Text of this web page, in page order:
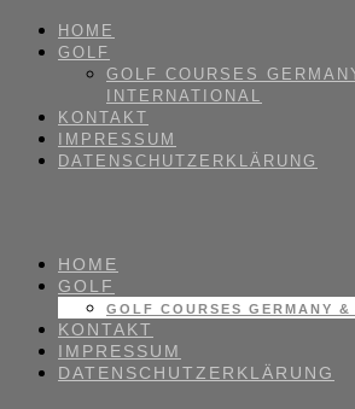
HOME
GOLF
GOLF COURSES
INTERNATIONAL
KONTAKT
IMPRESSUM
DATENSCHUTZERKLÄRUNG
HOME
GOLF
GOLF COURSES GERMANY
KONTAKT
IMPRESSUM
DATENSCHUTZERKLÄRUNG